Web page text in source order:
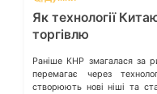
Як технології
торгівлю
Раніше КНР змагалася за
перемагає через
створюють нові ніші та